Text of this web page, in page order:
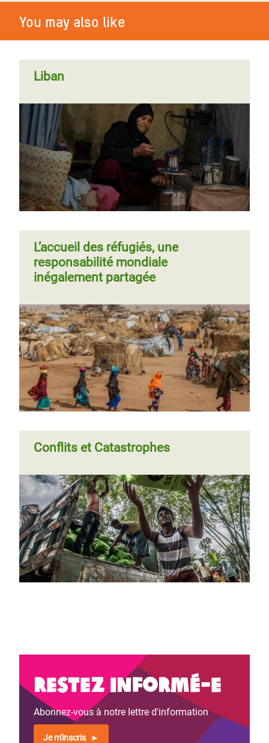
d’urgence
You may also like
Liban
L’accueil des réfugiés, une
responsabilité mondiale
inégalement partagée
Conflits et Catastrophes
Restez informé-e
Abonnez-vous à notre lettre d'information
Je m'inscris